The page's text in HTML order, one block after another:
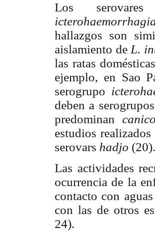
Los serovares
hallazgos son
aislamiento de L.
las ratas
ejemplo, en Sao
serogrupo
deben a serogrupos
predominan
estudios
serovars hadjo (20).
Las actividades
ocurrencia de la
contacto con
con las de otros
24).